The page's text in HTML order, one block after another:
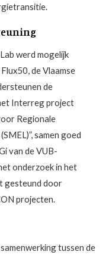
werd mogelijk
de Vlaamse
de
Interreg project
Regionale
samen goed
van de VUB-
onderzoek in het
gesteund door
projecten.
tussen de